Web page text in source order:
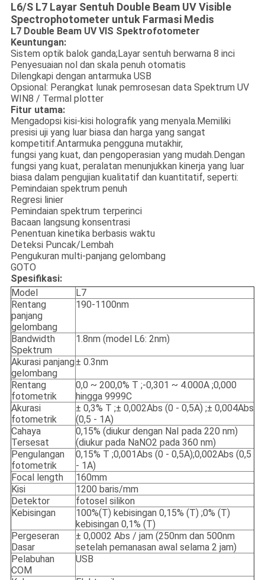
L6/S L7 Layar Sentuh Double Beam UV Visible
Spectrophotometer untuk Farmasi Medis
L7 Double Beam UV VIS Spektrofotometer
Keuntungan:
Sistem optik balok ganda;Layar sentuh berwarna 8 inci
Penyesuaian nol dan skala penuh otomatis
Dilengkapi dengan antarmuka USB
Opsional: Perangkat lunak pemrosesan data Spektrum UV
WIN8 / Termal plotter
Fitur utama:
Mengadopsi kisi-kisi holografik yang menyala.Memiliki
presisi uji yang luar biasa dan harga yang sangat
kompetitif.Antarmuka pengguna mutakhir,
fungsi yang kuat, dan pengoperasian yang mudah.Dengan
fungsi yang kuat, peralatan menunjukkan kinerja yang luar
biasa dalam pengujian kualitatif dan kuantitatif, seperti:
Pemindaian spektrum penuh
Regresi linier
Pemindaian spektrum terperinci
Bacaan langsung konsentrasi
Penentuan kinetika berbasis waktu
Deteksi Puncak/Lembah
Pengukuran multi-panjang gelombang
GOTO
Spesifikasi:
Model
L7
Rentang
panjang
gelombang
190-1100nm
Bandwidth
Spektrum
1.8nm (model L6: 2nm)
Akurasi panjang
gelombang
± 0.3nm
Rentang
fotometrik
0,0 ~ 200,0% T ;-0,301 ~ 4.000A ;0,000
hingga 9999C
Akurasi
fotometrik
± 0,3% T ;± 0,002Abs (0 - 0,5A) ;± 0,004Abs
(0,5 - 1A)
Cahaya
Tersesat
0,15% (diukur dengan NaI pada 220 nm)
(diukur pada NaNO2 pada 360 nm)
Pengulangan
fotometrik
0,15% T ;0,001Abs (0 - 0,5A);0,002Abs (0,5
- 1A)
Focal length
160mm
Kisi
1200 baris/mm
Detektor
fotosel silikon
Kebisingan
100%(T) kebisingan 0,15% (T) ;0% (T)
kebisingan 0,1% (T)
Pergeseran
Dasar
± 0,0002 Abs / jam (250nm dan 500nm
setelah pemanasan awal selama 2 jam)
Pelabuhan
COM
USB